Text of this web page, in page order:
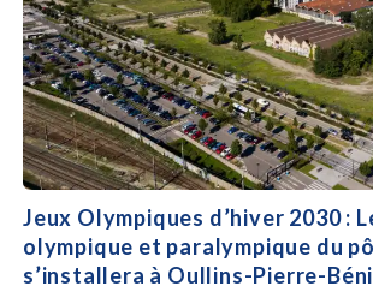
Jeux Olympiques d’hiver 2030 :
olympique et paralympique du
s’installera à Oullins-Pierre-